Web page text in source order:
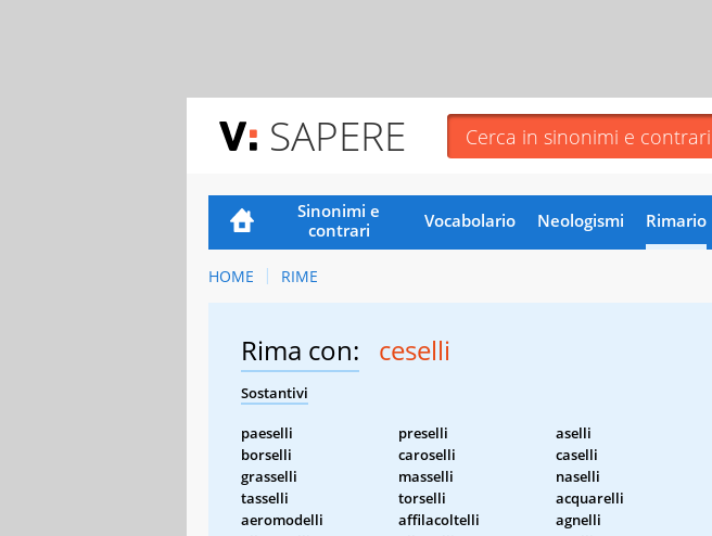
SAPERE
Sinonimi e
contrari
Vocabolario Neologismi Rimario
HOME RIME
Rima con: ceselli
Sostantivi
paeselli preselli aselli
borselli
caroselli caselli
grasselli
masselli naselli
tasselli
torselli acquarelli
aeromodelli
affilacoltelli agnelli